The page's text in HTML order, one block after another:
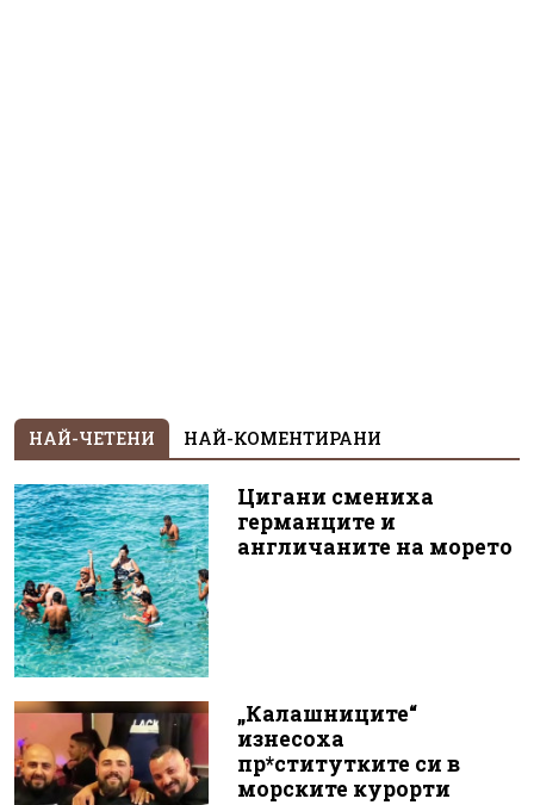
НАЙ-ЧЕТЕНИ НАЙ-КОМЕНТИРАНИ
Цигани смениха
германците и
англичаните на морето
„Калашниците“
изнесоха
пр*ститутките си в
морските курорти